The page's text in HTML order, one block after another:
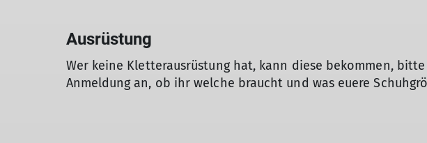
Ausrüstung
Wer keine Kletterausrüstung hat, kann diese bekommen,
Anmeldung an, ob ihr welche braucht und was euere